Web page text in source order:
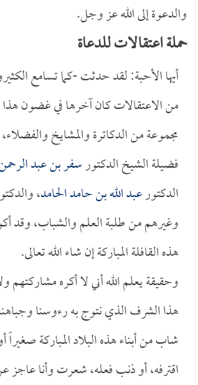
والدعوة إلى الله عز وجل.
حملة اعتقالات للدعاة
أيها الأحبة: لقد حدثت -كما تسامع
من الاعتقالات كان آخرها في غضون
مجموعة من الدكاترة والمشايخ
فضيلة الشيخ الدكتورسفر بن عبد
الدكتورعبد الله بن حامد الحامد،
وغيرهم من طلبة العلم والشباب، وقد
هذه القافلة المباركة إن شاء الله تعالى.
وحقيقة يعلم الله أني لا أكره مشاركتهم
هذا الشرف الذي نتوج به رءوسنا
شاب من أبناء هذه البلاد المباركة صغيراً
اقترفه، أو ذنب فعله، شعرت وأنا عاجز